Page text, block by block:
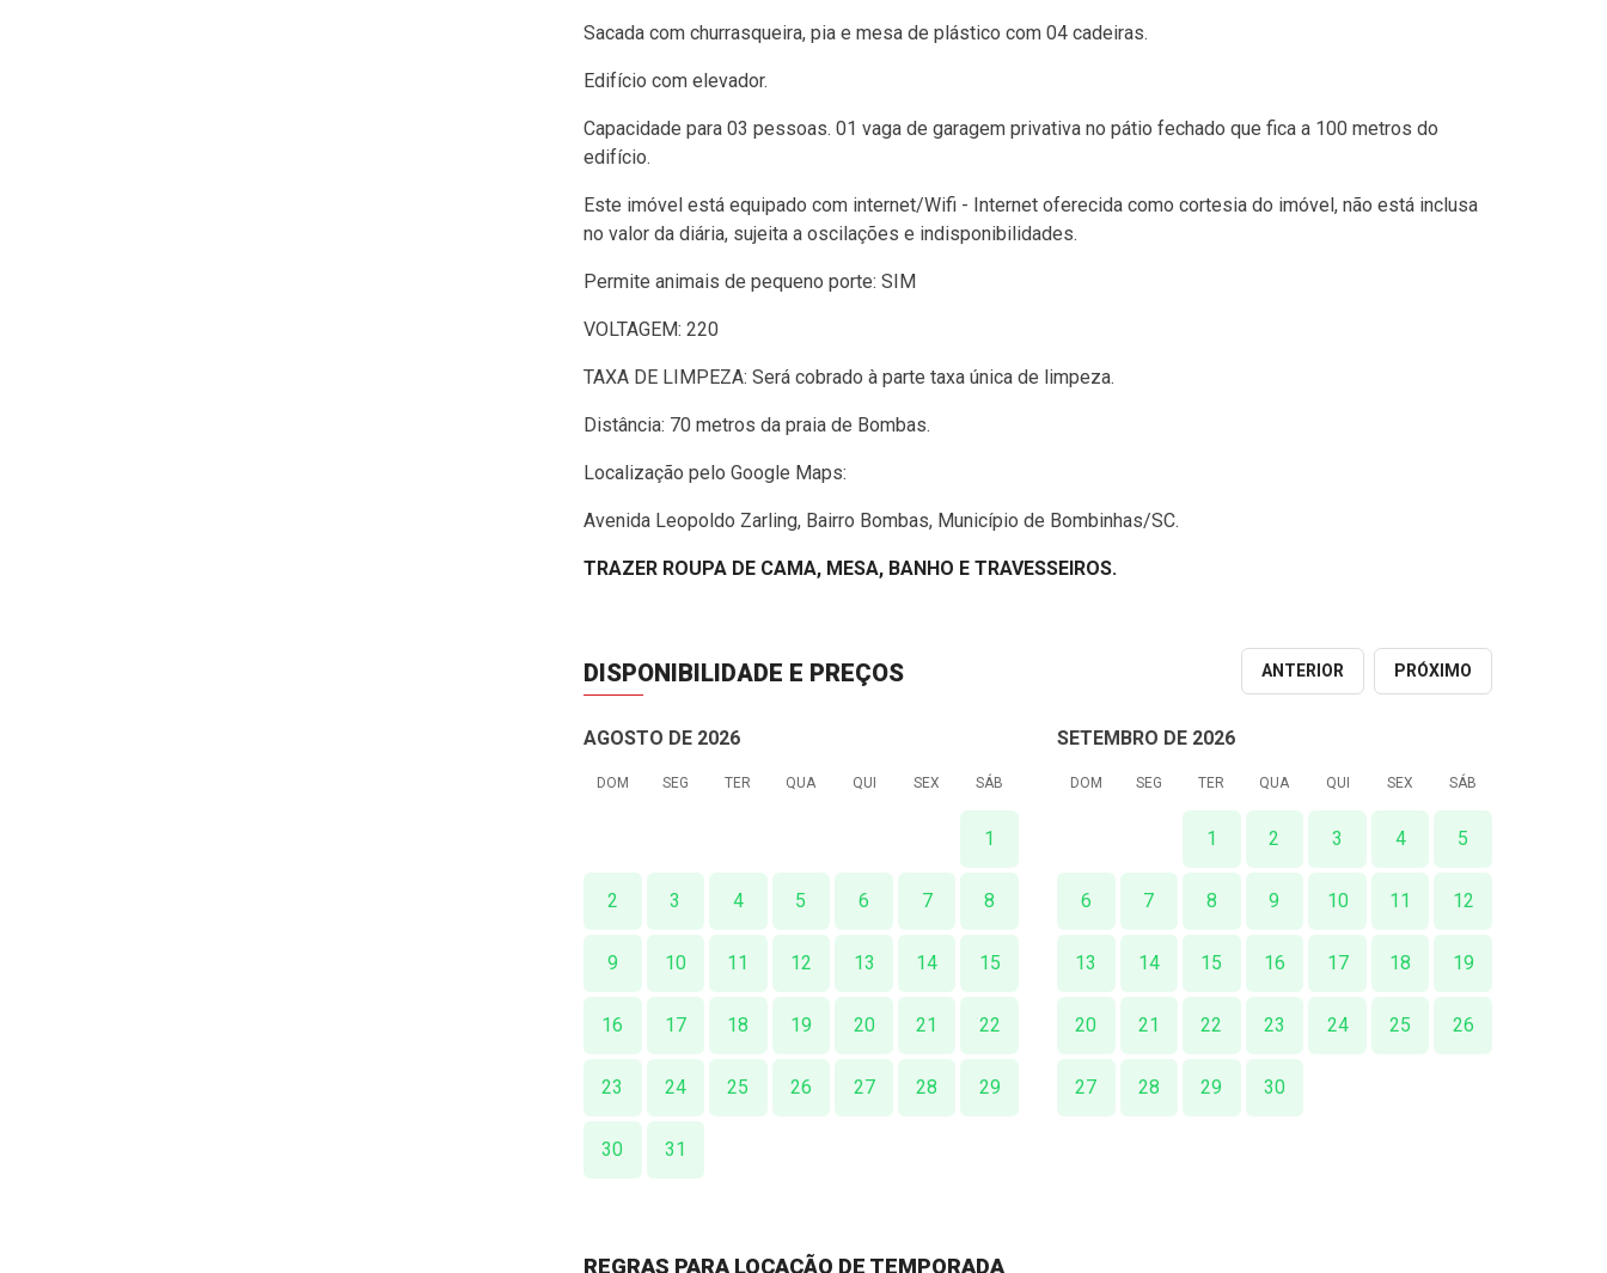
Sacada com churrasqueira, pia e mesa de plástico com 04 cadeiras.
Edifício com elevador.
Capacidade para 03 pessoas. 01 vaga de garagem privativa no pátio fechado que fica a 100 metros do
edifício.
Este imóvel está equipado com internet/Wifi - Internet oferecida como cortesia do imóvel, não está inclusa
no valor da diária, sujeita a oscilações e indisponibilidades.
Permite animais de pequeno porte: SIM
VOLTAGEM: 220
TAXA DE LIMPEZA: Será cobrado à parte taxa única de limpeza.
Distância: 70 metros da praia de Bombas.
Localização pelo Google Maps:
Avenida Leopoldo Zarling, Bairro Bombas, Município de Bombinhas/SC.
TRAZER ROUPA DE CAMA, MESA, BANHO E TRAVESSEIROS.
DISPONIBILIDADE E PREÇOS ANTERIOR PRÓXIMO
AGOSTO DE 2026
DOM SEG TER QUA QUI SEX SÁB
1
2 3 4 5 6 7 8
9 10 11 12 13 14 15
16 17 18 19 20 21 22
23 24 25 26 27 28 29
30 31
SETEMBRO DE 2026
DOM SEG TER QUA QUI SEX SÁB
1 2 3 4 5
6 7 8 9 10 11 12
13 14 15 16 17 18 19
20 21 22 23 24 25 26
27 28 29 30
REGRAS PARA LOCAÇÃO DE TEMPORADA